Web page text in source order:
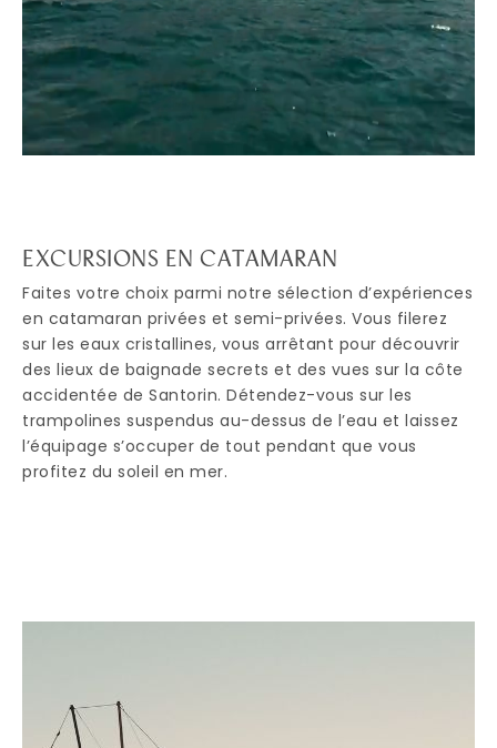
EXCURSIONS EN CATAMARAN
Faites votre choix parmi notre sélection d’expériences
en catamaran privées et semi-privées. Vous filerez
sur les eaux cristallines, vous arrêtant pour découvrir
des lieux de baignade secrets et des vues sur la côte
accidentée de Santorin. Détendez-vous sur les
trampolines suspendus au-dessus de l’eau et laissez
l’équipage s’occuper de tout pendant que vous
profitez du soleil en mer.